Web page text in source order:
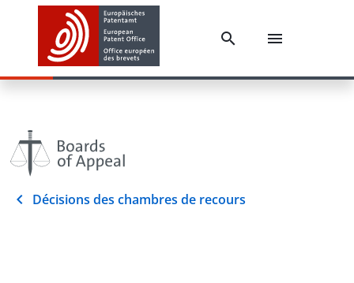
Décisions des chambres de recours